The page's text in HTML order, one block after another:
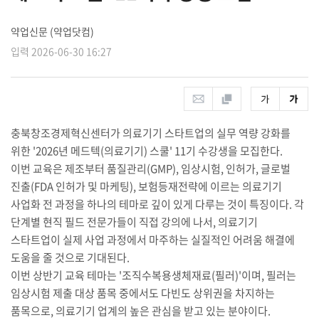
약업신문 (약업닷컴)
입력 2026-06-30 16:27
충북창조경제혁신센터가 의료기기 스타트업의 실무 역량 강화를
위한'2026년 메드텍(의료기기)스쿨' 11기 수강생을 모집한다.
이번 교육은 제조부터 품질관리(GMP), 임상시험, 인허가,글로벌
진출(FDA인허가 및 마케팅),보험등재전략에 이르는 의료기기
사업화 전 과정을 하나의 테마로 깊이 있게 다루는 것이 특징이다. 각
단계별 현직 필드 전문가들이 직접 강의에 나서, 의료기기
스타트업이 실제 사업 과정에서 마주하는 실질적인 어려움 해결에
도움을 줄 것으로 기대된다.
이번 상반기 교육 테마는 '조직수복용생체재료(필러)'이며, 필러는
임상시험 제출 대상 품목 중에서도 다빈도 상위권을 차지하는
품목으로, 의료기기 업계의 높은 관심을 받고 있는 분야이다.